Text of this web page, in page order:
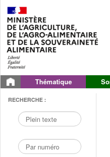
Thématique
RECHERCHE :